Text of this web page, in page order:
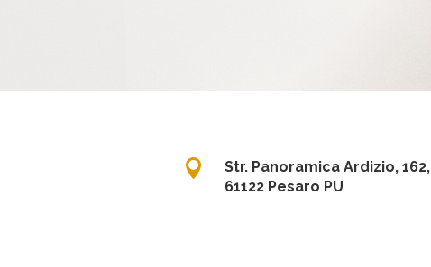

Str. Panoramica Ardizio, 162,
61122 Pesaro PU